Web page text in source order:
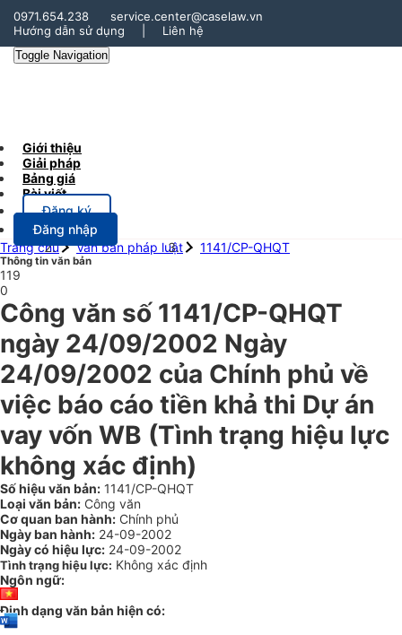
0971.654.238
service.center@caselaw.vn
Hướng dẫn sử dụng
Liên hệ
Toggle Navigation
Giới thiệu
Giải pháp
Bảng giá
Bài viết
Đăng ký
Đăng nhập
Trang chủ
Văn bản pháp luật 1141/CP-QHQT
Thông tin văn bản
119
0
Công văn số 1141/CP-QHQT
ngày 24/09/2002 Ngày
24/09/2002 của Chính phủ về
việc báo cáo tiền khả thi Dự án
vay vốn WB (Tình trạng hiệu lực
không xác định)
Số hiệu văn bản: 1141/CP-QHQT
Loại văn bản: Công văn
Cơ quan ban hành: Chính phủ
Ngày ban hành: 24-09-2002
Ngày có hiệu lực: 24-09-2002
Tình trạng hiệu lực: Không xác định
Ngôn ngữ:
Định dạng văn bản hiện có: